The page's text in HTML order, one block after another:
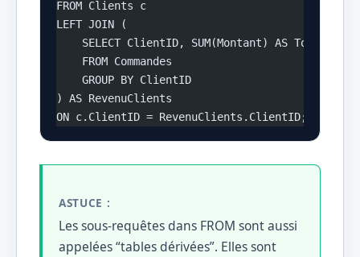
FROM Clients c
LEFT JOIN (
SELECT ClientID, SUM(Montant) AS
    FROM Commandes
    GROUP BY ClientID
) AS RevenuClients
ON c.ClientID = RevenuClients.ClientID;
ASTUCE :
Les sous-requêtes dans FROM sont aussi
appelées “tables dérivées”. Elles sont